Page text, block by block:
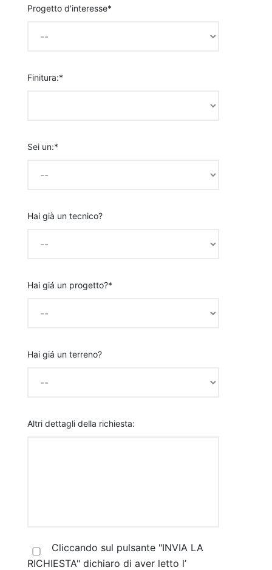
Progetto d'interesse*
Finitura:*
Sei un:*
Hai già un tecnico?
Hai giá un progetto?*
Hai giá un terreno?
Altri dettagli della richiesta:
Cliccando sul pulsante "INVIA LA
RICHIESTA" dichiaro di aver letto l’